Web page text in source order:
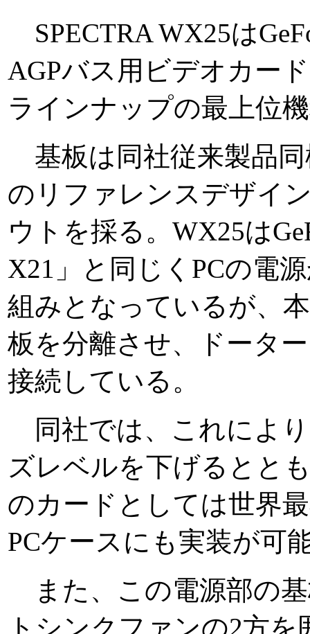
SPECTRA WX25は
AGPバス用ビデオカー
ラインナップの最上位
基板は同社従来製品
のリファレンスデザイ
ウトを採る。WX25は
X21」と同じくPCの電
組みとなっているが、
板を分離させ、ドータ
接続している。
同社では、これによ
ズレベルを下げるとと
のカードとしては世界
PCケースにも実装が可
また、この電源部の
トシンクファンの2方